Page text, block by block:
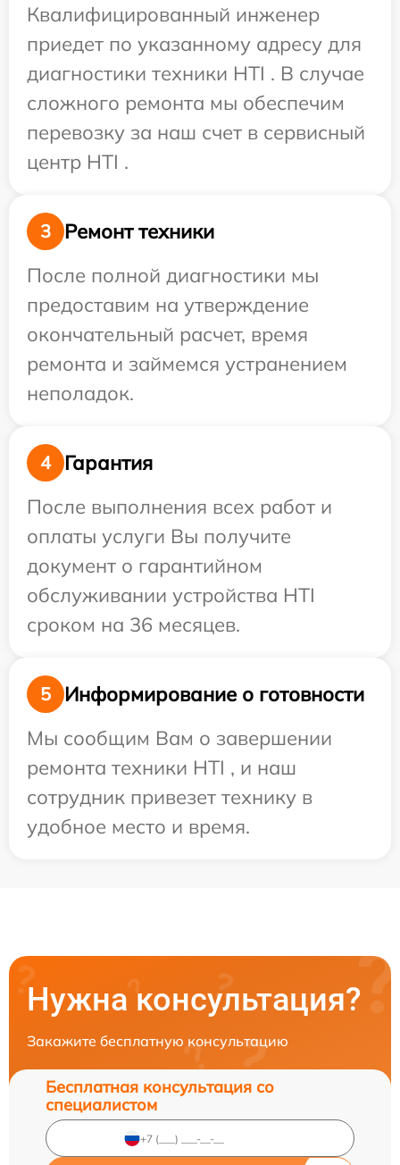
Квалифицированный инженер
приедет по указанному адресу для
диагностики техники HTI . В случае
сложного ремонта мы обеспечим
перевозку за наш счет в сервисный
центр HTI .
3
Ремонт техники
После полной диагностики мы
предоставим на утверждение
окончательный расчет, время
ремонта и займемся устранением
неполадок.
4
Гарантия
После выполнения всех работ и
оплаты услуги Вы получите
документ о гарантийном
обслуживании устройства HTI
сроком на 36 месяцев.
5
Информирование о готовности
Мы сообщим Вам о завершении
ремонта техники HTI , и наш
сотрудник привезет технику в
удобное место и время.
Нужна консультация?
Закажите бесплатную консультацию
Бесплатная консультация со
специалистом